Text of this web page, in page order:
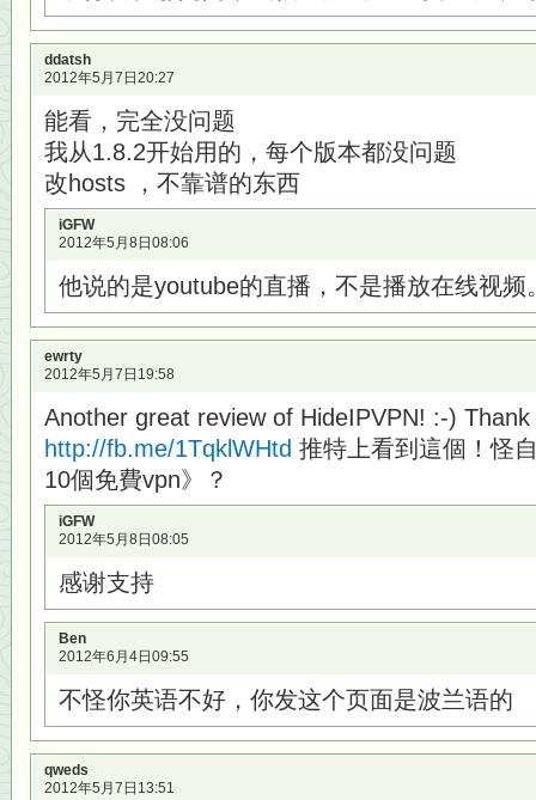
ddatsh
2012年5月7日20:27
能看，完全没问题
我从1.8.2开始用的，每个版本都没问题
改hosts ，不靠谱的东西
iGFW
2012年5月8日08:06
他说的是youtube的直播，不是播放在线视频
ewrty
2012年5月7日19:58
Another great review of HideIPVPN! :-) Thank
http://fb.me/1TqklWHtd 推特上看到這個！怪
10個免費vpn》？
iGFW
2012年5月8日08:05
感谢支持
Ben
2012年6月4日09:55
不怪你英语不好，你发这个页面是波兰语的
qweds
2012年5月7日13:51